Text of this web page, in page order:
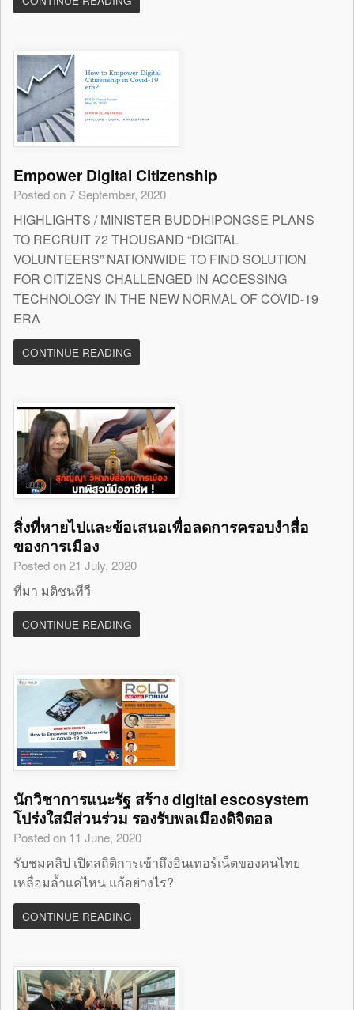
Empower Digital Citizenship
Posted on 7 September, 2020
HIGHLIGHTS / MINISTER BUDDHIPONGSE PLANS
TO RECRUIT 72 THOUSAND “DIGITAL
VOLUNTEERS” NATIONWIDE TO FIND SOLUTION
FOR CITIZENS CHALLENGED IN ACCESSING
TECHNOLOGY IN THE NEW NORMAL OF COVID-19
ERA
CONTINUE READING
สิ่งที่หายไปและข้อเสนอเพื่อลดการครอบงำสื่อ
ของการเมือง
Posted on 21 July, 2020
ที่มา มติชนทีวี
CONTINUE READING
นักวิชาการแนะรัฐ สร้าง digital escosystem
โปร่งใสมีส่วนร่วม รองรับพลเมืองดิจิตอล
Posted on 11 June, 2020
รับชมคลิป เปิดสถิติการเข้าถึงอินเทอร์เน็ตของคนไทย
เหลื่อมล้ำแค่ไหน แก้อย่างไร?
CONTINUE READING